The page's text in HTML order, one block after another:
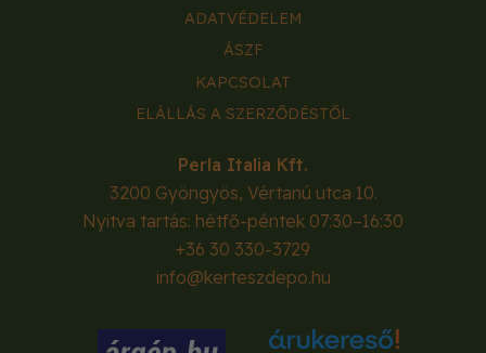
ADATVÉDELEM
ÁSZF
KAPCSOLAT
ELÁLLÁS A SZERZŐDÉSTŐL
Perla Italia Kft.
3200 Gyöngyös, Vértanú utca 10.
Nyitva tartás: hétfő-péntek 07:30–16:30
+36 30 330-3729
info@kerteszdepo.hu